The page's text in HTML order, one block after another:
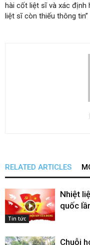
hài cốt liệt sĩ và xác định
liệt sĩ còn thiếu thông tin”
RELATED ARTICLES
Tin tức
Nhiệt
quốc
Chuỗi